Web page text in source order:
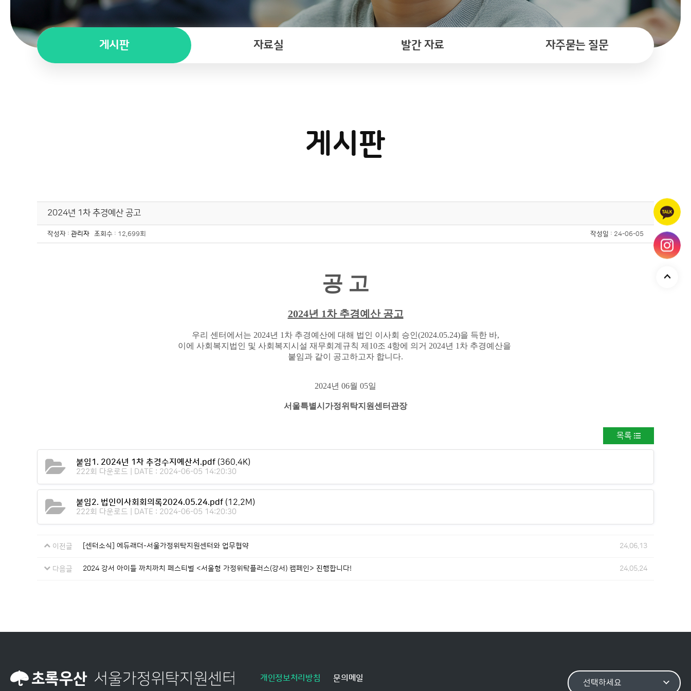
게시판 자료실 발간 자료 자주묻는 질문
게시판
2024년 1차 추경예산 공고
작성자 : 관리자 조회수 : 12,699회 작성일 : 24-06-05
공 고
2024년 1차 추경예산 공고
우리 센터에서는 2024년 1차 추경예산에 대해 법인 이사회 승인(2024.05.24)을 득한 바,
이에 사회복지법인 및 사회복지시설 재무회계규칙 제10조 4항에 의거 2024년 1차 추경예산을
붙임과 같이 공고하고자 합니다.
2024년 06월 05일
서울특별시가정위탁지원센터관장
목록
붙임1. 2024년 1차 추경수지예산서.pdf (360.4K)
222회 다운로드 | DATE : 2024-06-05 14:20:30
붙임2. 법인이사회회의록2024.05.24.pdf (12.2M)
222회 다운로드 | DATE : 2024-06-05 14:20:30
이전글 [센터소식] 에듀래더-서울가정위탁지원센터와 업무협약 24.06.13
다음글 2024 강서 아이들 까치까치 페스티벌 <서울형 가정위탁플러스(강서) 캠페인> 진행합니다! 24.05.24
개인정보처리방침 문의메일